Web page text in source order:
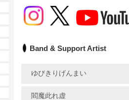
Band & Support Artist
ゆびきりげんまい
閻魔此れ虚